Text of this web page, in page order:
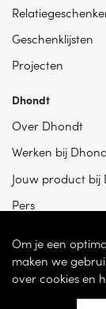
Geschenklijsten
Projecten
Dhondt
Over Dhondt
Werken bij
Jouw product bij
Pers
Om je een
maken we
over cookies en